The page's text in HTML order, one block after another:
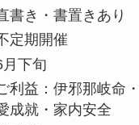
書き・書置きあり
定期開催
下旬
利益：伊邪那岐命
成就・家内安全